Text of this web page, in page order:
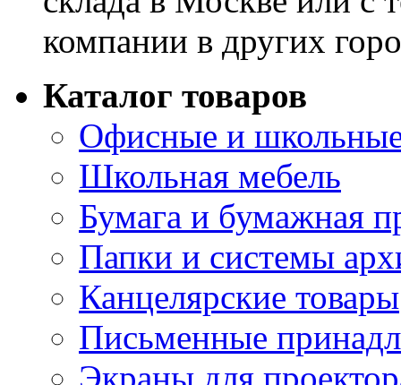
компании в других
Каталог товаров
Офисные и
Школьная мебель
Бумага и бумажная
Папки и системы
Канцелярские товары
Письменные
Экраны для